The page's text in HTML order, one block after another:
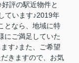
評の駅近物件と
ています♪2019年
となら、地域に特
にご満足していた
す♪また、ご希望
きますので、お気